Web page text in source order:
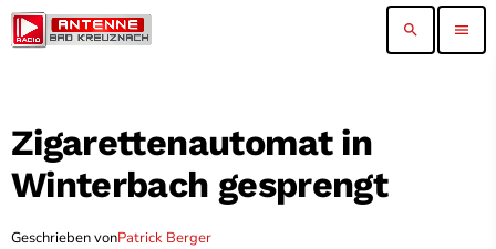
search menu
Zigarettenautomat in
Winterbach gesprengt
Geschrieben vonPatrick Berger